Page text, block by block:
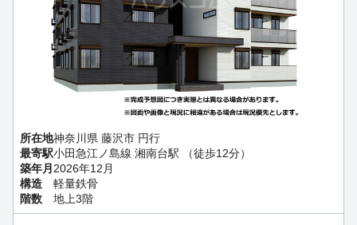
所在地神奈川県 藤沢市 円行
最寄駅小田急江ノ島線 湘南台駅 （徒歩12分）
築年月 2026年12月
構造
軽量鉄骨
階数
地上3階